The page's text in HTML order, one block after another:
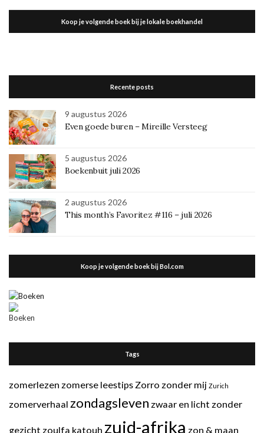
Koop je volgende boek bij je lokale boekhandel
Recente posts
9 augustus 2026
Even goede buren – Mireille Versteeg
5 augustus 2026
Boekenbuit juli 2026
2 augustus 2026
This month’s Favoritez #116 – juli 2026
Koop je volgende boek bij Bol.com
Tags
zomerlezen zomerse leestips Zorro zonder mij Zurich
zomerverhaal zondagsleven zwaar en licht zonder
gezicht zoulfa katouh zuid-afrika zon & maan